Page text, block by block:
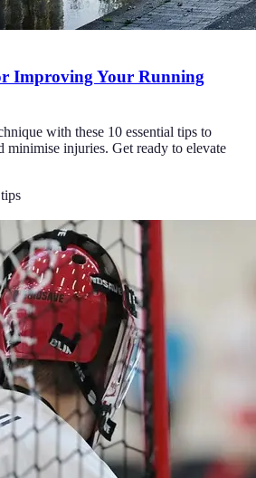
Improving Your Running
with these 10 essential tips to
minimise injuries. Get ready to elevate